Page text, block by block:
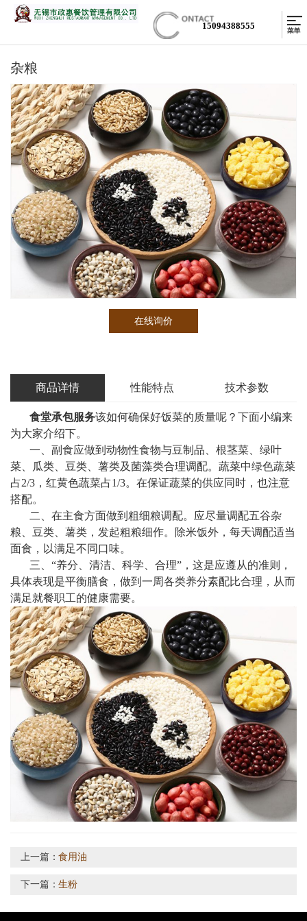
15094388555
杂粮
在线询价
商品详情 性能特点 技术参数
食堂承包服务该如何确保好饭菜的质量呢？下面小编来
为大家介绍下。
一、副食应做到动物性食物与豆制品、根茎菜、绿叶
菜、瓜类、豆类、薯类及菌藻类合理调配。蔬菜中绿色蔬菜
占2/3，红黄色蔬菜占1/3。在保证蔬菜的供应同时，也注意
搭配。
二、在主食方面做到粗细粮调配。应尽量调配五谷杂
粮、豆类、薯类，发起粗粮细作。除米饭外，每天调配适当
面食，以满足不同口味。
三、“养分、清洁、科学、合理”，这是应遵从的准则，
具体表现是平衡膳食，做到一周各类养分素配比合理，从而
满足就餐职工的健康需要。
上一篇：食用油
下一篇：生粉